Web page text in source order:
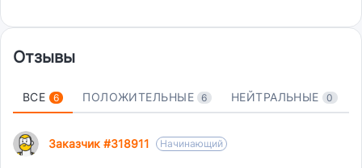
Отзывы
ВСЕ 6 ПОЛОЖИТЕЛЬНЫЕ 6 НЕЙТРАЛЬНЫЕ 0
Заказчик #318911 Начинающий